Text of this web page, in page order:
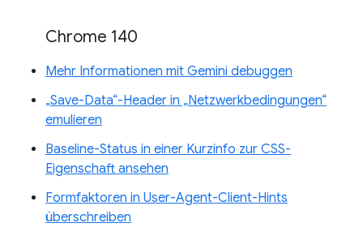
Chrome 140
Mehr Informationen mit Gemini debuggen
„Save-Data“-Header in „Netzwerkbedingungen“
emulieren
Baseline-Status in einer Kurzinfo zur CSS-
Eigenschaft ansehen
Formfaktoren in User-Agent-Client-Hints
überschreiben